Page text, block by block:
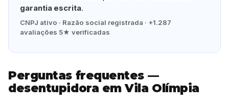
garantia escrita.
CNPJ ativo · Razão social registrada · +1.287
avaliações 5★ verificadas
Perguntas frequentes —
desentupidora em Vila Olímpia